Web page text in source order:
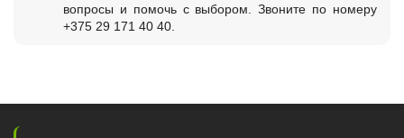
вопросы и помочь с выбором. Звоните по номеру
+375 29 171 40 40.